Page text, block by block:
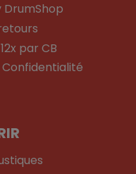
DrumShop
par CB